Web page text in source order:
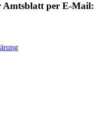
Amtsblatt per E-Mail: